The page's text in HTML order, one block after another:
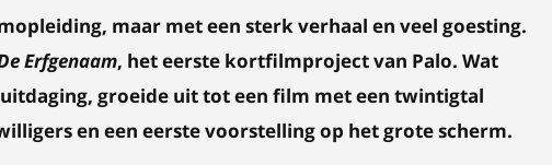
maar met een sterk verhaal en veel goesting.
Erfgenaam, het eerste kortfilmproject van Palo. Wat
groeide uit tot een film met een twintigtal
en een eerste voorstelling op het grote scherm.